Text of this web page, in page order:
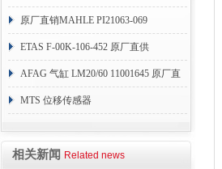
原厂直销MAHLE PI21063-069
ETAS F-00K-106-452 原厂直供
AFAG 气缸 LM20/60 11001645 原厂直
销
MTS 位移传感器
相关新闻 Related news